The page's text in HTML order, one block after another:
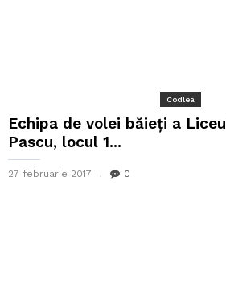
Codlea
Echipa de volei băieți a
Pascu, locul 1...
27 februarie 2017 0